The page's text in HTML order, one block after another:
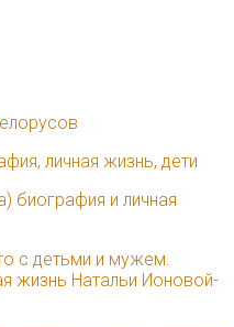
личная жизнь, дети
биография и личная
с детьми и мужем.
жизнь Натальи Ионовой-